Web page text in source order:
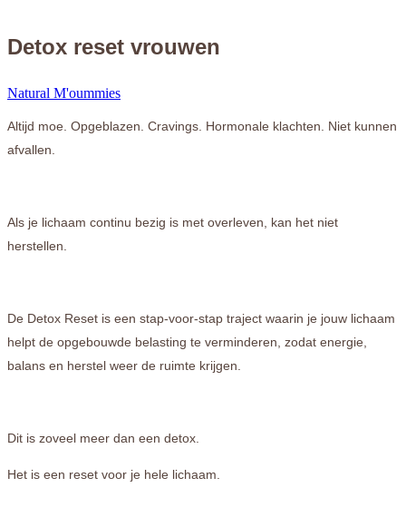
Detox reset vrouwen
Natural M'oummies
Altijd moe. Opgeblazen. Cravings. Hormonale klachten. Niet kunnen
afvallen.
Als je lichaam continu bezig is met overleven, kan het niet
herstellen.
De Detox Reset is een stap-voor-stap traject waarin je jouw lichaam
helpt de opgebouwde belasting te verminderen, zodat energie,
balans en herstel weer de ruimte krijgen.
Dit is zoveel meer dan een detox.
Het is een reset voor je hele lichaam.